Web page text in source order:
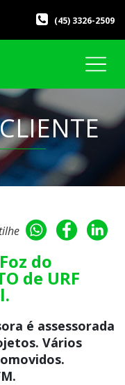
(45) 3326-2509
do
de URF
é assessorada
Vários